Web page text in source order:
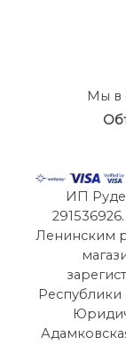
Мы в
ИП
Ленинским
Республики